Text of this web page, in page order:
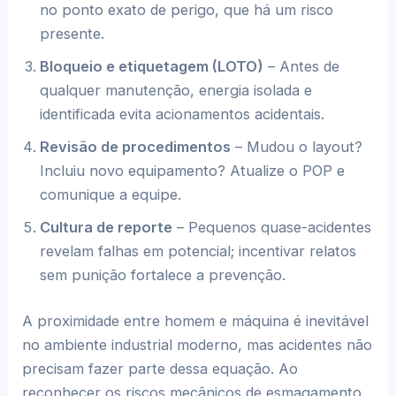
no ponto exato de perigo, que há um risco
presente.
Bloqueio e etiquetagem (LOTO) – Antes de
qualquer manutenção, energia isolada e
identificada evita acionamentos acidentais.
Revisão de procedimentos – Mudou o layout?
Incluiu novo equipamento? Atualize o POP e
comunique a equipe.
Cultura de reporte – Pequenos quase-acidentes
revelam falhas em potencial; incentivar relatos
sem punição fortalece a prevenção.
A proximidade entre homem e máquina é inevitável
no ambiente industrial moderno, mas acidentes não
precisam fazer parte dessa equação. Ao